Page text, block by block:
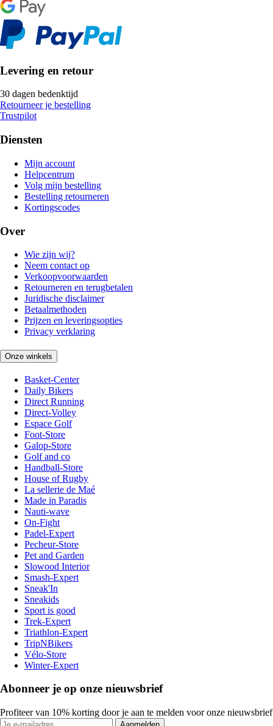
Levering en retour
30 dagen bedenktijd
Retourneer je bestelling
Trustpilot
Diensten
Mijn account
Helpcentrum
Volg mijn bestelling
Bestelling retourneren
Kortingscodes
Over
Wie zijn wij?
Neem contact op
Verkoopvoorwaarden
Retourneren en terugbetalen
Juridische disclaimer
Betaalmethoden
Prijzen en leveringsopties
Privacy verklaring
Onze winkels
Basket-Center
Daily Bikers
Direct Running
Direct-Volley
Espace Golf
Foot-Store
Galop-Store
Golf and co
Handball-Store
House of Rugby
La sellerie de Maé
Made in Paradis
Nauti-wave
On-Fight
Padel-Expert
Pecheur-Store
Pet and Garden
Slowood Interior
Smash-Expert
Sneak'In
Sneakids
Sport is good
Trek-Expert
Triathlon-Expert
TripNBikers
Vélo-Store
Winter-Expert
Abonneer je op onze nieuwsbrief
Profiteer van 10% korting door je aan te melden voor onze nieuwsbrief